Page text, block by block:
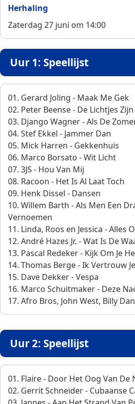
Herhaling
Zaterdag 27 juni om 14:00
Uur 1: Speellijst
01. Gerard Joling - Maak Me Gek
02. Peter Beense - De Lichtjes
03. Django Wagner - Als De
04. Stef Ekkel - Jammer Dan
05. Mick Harren - Gekkenhuis
06. Marco Borsato - Wit Licht
07. 3JS - Hou Van Mij
08. Racoon - Het Is Al Laat Toch
09. Henk Dissel - Dansen
10. Willem Barth - Als Men Een
Vernoemen
11. Linda, Roos en Jessica - Alles
12. André Hazes Jr. - Wat Is De
13. Pascal Redeker - Kijk Om Je
14. Thomas Berge - Ik Vertrouw
15. Dave Dekker - Vespa
16. Marco Schuitmaker - Deze
17. Afro Bros, John West, Billy
Uur 2: Speellijst
01. Flaire - Door Het Oog Van De
02. Gerrit Schneider - Cubaanse